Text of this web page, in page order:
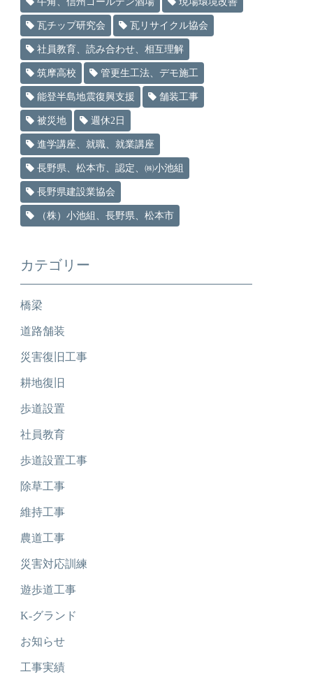
瓦チップ研究会 瓦リサイクル協会
社員教育、読み合わせ、相互理解
筑摩高校 管更生工法、デモ施工
能登半島地震復興支援 舗装工事
被災地 週休2日
進学講座、就職、就業講座
長野県、松本市、認定、㈱小池組
長野県建設業協会
（株）小池組、長野県、松本市
カテゴリー
橋梁
道路舗装
災害復旧工事
耕地復旧
歩道設置
社員教育
歩道設置工事
除草工事
維持工事
農道工事
災害対応訓練
遊歩道工事
K-グランド
お知らせ
工事実績